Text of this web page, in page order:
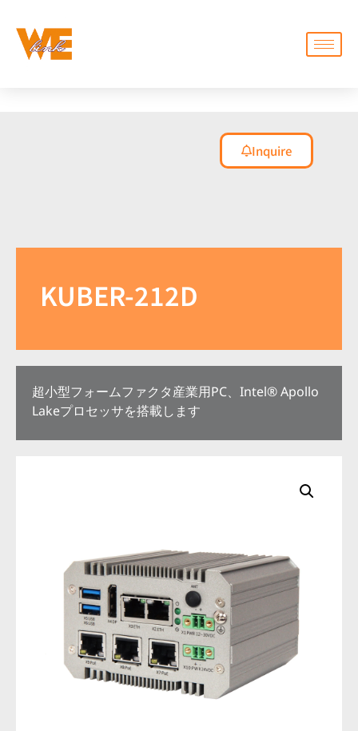
Inquire
KUBER-212D
超小型フォームファクタ産業用PC、Intel® Apollo
Lakeプロセッサを搭載します